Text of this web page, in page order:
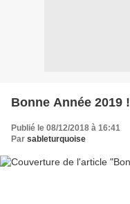
Bonne Année 2019 !
Publié le 08/12/2018 à 16:41
Par sableturquoise